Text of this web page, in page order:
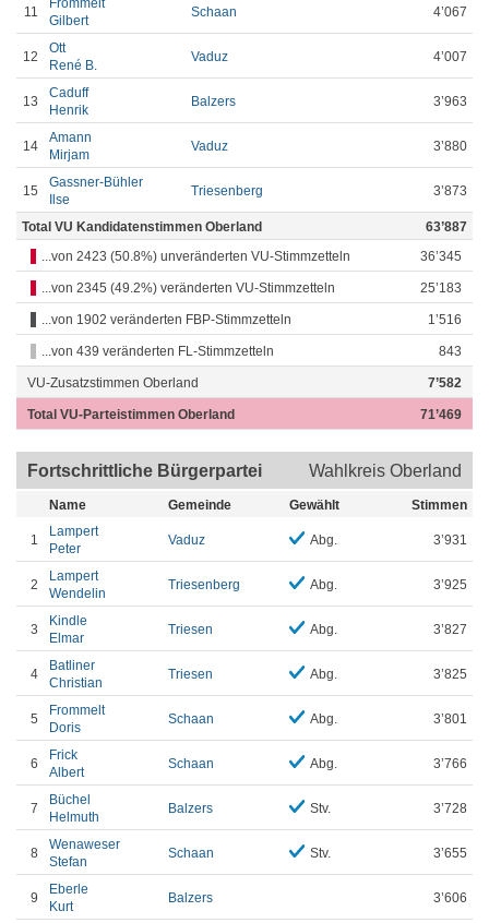
11
Frommelt
Gilbert
Schaan 4’067
12
Ott
René B.
Vaduz 4’007
13
Caduff
Henrik
Balzers 3’963
14
Amann
Mirjam
Vaduz 3’880
15
Gassner-Bühler
Ilse
Triesenberg 3’873
Total VU Kandidatenstimmen Oberland
63’887
...von 2423 (50.8%) unveränderten VU-Stimmzetteln
36’345
...von 2345 (49.2%) veränderten VU-Stimmzetteln 25’183
...von 1902 veränderten FBP-Stimmzetteln 1’516
...von 439 veränderten FL-Stimmzetteln 843
VU-Zusatzstimmen Oberland 7’582
Total VU-Parteistimmen Oberland 71’469
Fortschrittliche Bürgerpartei Wahlkreis Oberland
Name Gemeinde Gewählt Stimmen
1
Lampert
Peter
Vaduz Abg. 3’931
2
Lampert
Wendelin
Triesenberg Abg. 3’925
3
Kindle
Elmar
Triesen Abg. 3’827
4
Batliner
Christian
Triesen Abg. 3’825
5
Frommelt
Doris
Schaan Abg. 3’801
6
Frick
Albert
Schaan Abg. 3’766
7
Büchel
Helmuth
Balzers Stv. 3’728
8
Wenaweser
Stefan
Schaan Stv. 3’655
9
Eberle
Kurt
Balzers 3’606